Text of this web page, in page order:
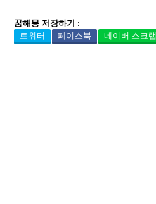
꿈해몽 저장하기 :
트위터
페이스북 네이버 스크랩